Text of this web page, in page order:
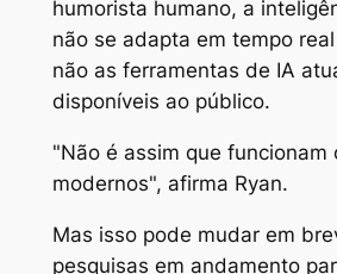
humorista humano, a
não se adapta em tempo
não as ferramentas de IA
disponíveis ao público.
"Não é assim que funcionam
modernos", afirma Ryan.
Mas isso pode mudar em
pesquisas em andamento